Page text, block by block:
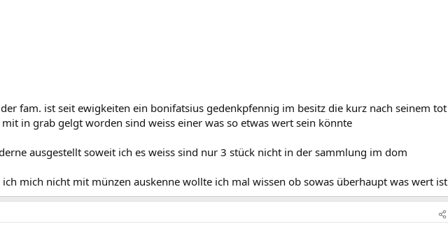
fam. ist seit ewigkeiten ein bonifatsius gedenkpfennig im besitz die kurz nach seinem tot
in grab gelgt worden sind weiss einer was so etwas wert sein könnte
ausgestellt soweit ich es weiss sind nur 3 stück nicht in der sammlung im dom
ich mich nicht mit münzen auskenne wollte ich mal wissen ob sowas überhaupt was wert ist